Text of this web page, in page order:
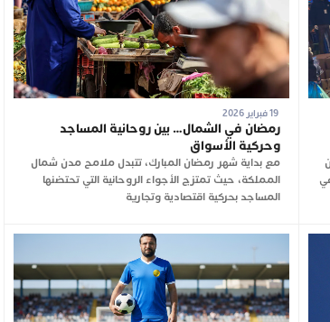
19 فبراير 2026
رمضان في الشمال… بين روحانية المساجد
وحركية الأسواق
مع بداية شهر رمضان المبارك، تتبدل ملامح مدن شمال
المملكة، حيث تمتزج الأجواء الروحانية التي تحتضنها
المساجد بحركية اقتصادية وتجارية